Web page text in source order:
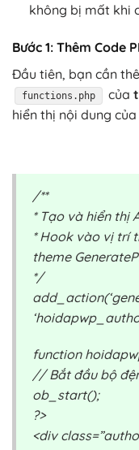
không bị mất khi
Bước 1: Thêm Code
Đầu tiên, bạn cần
functions.php của
hiển thị nội dung
/**
* Tạo và hiển thị
* Hook vào vị trí
theme
*/
function
// Bắt đầu bộ
ob_start();
?>
<div